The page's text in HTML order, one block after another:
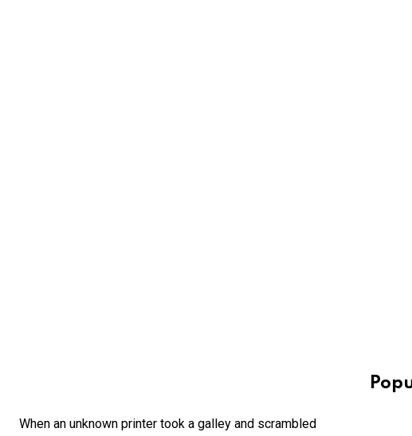
When an unknown printer took a galley and scrambled